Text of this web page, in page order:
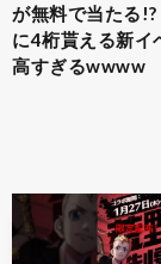
が無料で当たる
に4桁貰える新イ
高すぎるwwww